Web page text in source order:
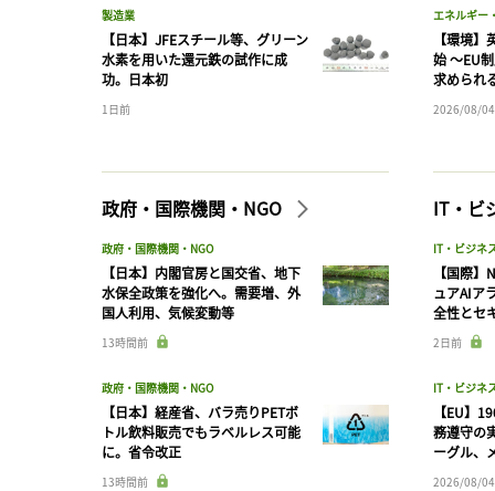
製造業
【日本】JFEスチール等、グリーン
水素を用いた還元鉄の試作に成
功。日本初
1日前
エネルギー
【環境
始 〜EU
求められ
2026/08/04
政府・国際機関・NGO
政府・国際機関・NGO
【日本】内閣官房と国交省、地下
水保全政策を強化へ。需要増、外
国人利用、気候変動等
13時間前
政府・国際機関・NGO
【日本】経産省、バラ売りPETボ
トル飲料販売でもラベルレス可能
に。省令改正
13時間前
IT・ビ
IT・ビジネ
【国際
ュアAIア
全性とセ
2日前
IT・ビジネ
【EU】
務遵守の
ーグル、
2026/08/04